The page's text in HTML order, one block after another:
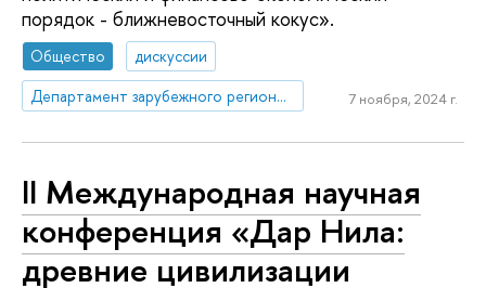
порядок - ближневосточный кокус».
Общество
дискуссии
Департамент зарубежного регионоведения
7 ноября, 2024 г.
II Международная научная
конференция «Дар Нила:
древние цивилизации